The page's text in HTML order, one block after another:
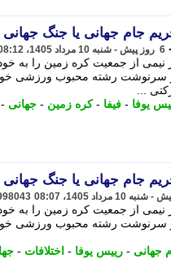
جام جهانی یا جنگ جهانی
6 روز پیش - شنبه 10 مرداد 1405، 08:12
نیمی از جمعیت کره زمین را به خود
پیگیر سرنوشت رشته محبوب
...
یوفا - فیفا -کره زمین - جهانی -
جام جهانی یا جنگ جهانی
نیمی از جمعیت کره زمین را به خود
پیگیر سرنوشت رشته محبوب ورزشی
جهانی - رییس یوفا - اختلافات -